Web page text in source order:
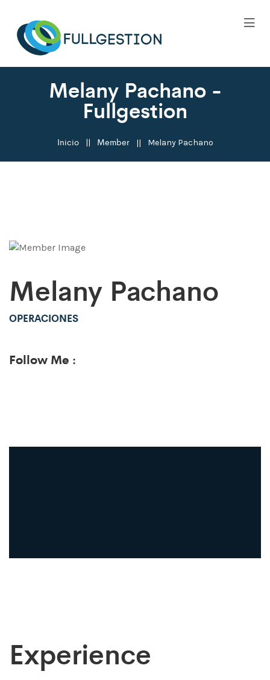
Melany Pachano -
Fullgestion
Inicio Member Melany Pachano
Melany Pachano
OPERACIONES
Follow Me :
Experience